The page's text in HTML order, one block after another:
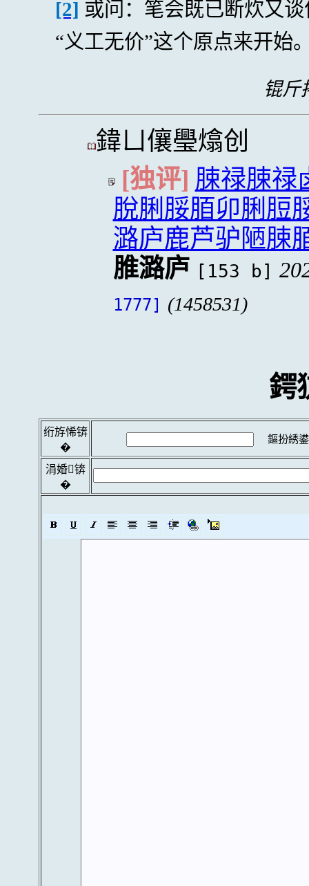
[2] 或问：笔会既已断炊又
“义工无价”这个原点来开始
锟斤
鍏ㄩ儴璺熻创
[独评] 脨禄脨禄
脫脷脮脜卯脷脰
潞庐鹿芦驴陋脨
脽潞庐 [153 b]
1777] (1458531)
鍔
绗斿悕锛
�
鏂扮綉
涓婚锛
�